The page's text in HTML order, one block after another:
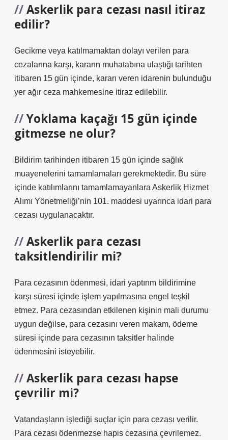
Askerlik para cezası nasıl itiraz
edilir?
Gecikme veya katılmamaktan dolayı verilen para
cezalarına karşı, kararın muhatabına ulaştığı tarihten
itibaren 15 gün içinde, kararı veren idarenin bulunduğu
yer ağır ceza mahkemesine itiraz edilebilir.
Yoklama kaçağı 15 gün içinde
gitmezse ne olur?
Bildirim tarihinden itibaren 15 gün içinde sağlık
muayenelerini tamamlamaları gerekmektedir. Bu süre
içinde katılımlarını tamamlamayanlara Askerlik Hizmet
Alımı Yönetmeliği’nin 101. maddesi uyarınca idari para
cezası uygulanacaktır.
Askerlik para cezası
taksitlendirilir mi?
Para cezasının ödenmesi, idari yaptırım bildirimine
karşı süresi içinde işlem yapılmasına engel teşkil
etmez. Para cezasından etkilenen kişinin mali durumu
uygun değilse, para cezasını veren makam, ödeme
süresi içinde para cezasının taksitler halinde
ödenmesini isteyebilir.
Askerlik para cezası hapse
çevrilir mi?
Vatandaşların işlediği suçlar için para cezası verilir.
Para cezası ödenmezse hapis cezasına çevrilemez.